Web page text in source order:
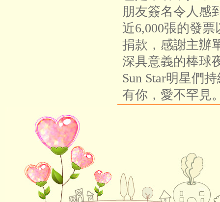
朋友簽名令人感
近6,000張的發
捐款，感謝主辦
深具意義的棒球
Sun Star明星們
有你，愛不罕見